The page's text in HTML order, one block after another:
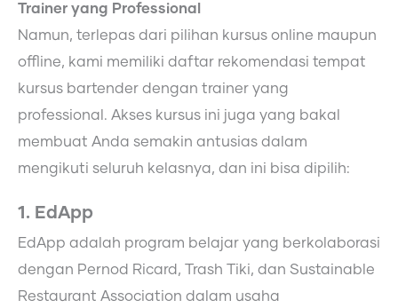
Trainer yang Professional
Namun, terlepas dari pilihan kursus online maupun
offline, kami memiliki daftar rekomendasi tempat
kursus bartender dengan trainer yang
professional. Akses kursus ini juga yang bakal
membuat Anda semakin antusias dalam
mengikuti seluruh kelasnya, dan ini bisa dipilih:
1. EdApp
EdApp adalah program belajar yang berkolaborasi
dengan Pernod Ricard, Trash Tiki, dan Sustainable
Restaurant Association dalam usaha